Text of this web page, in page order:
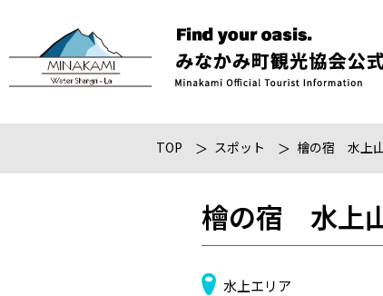
TOP スポット 檜の宿 水上
檜の宿 水上
水上エリア